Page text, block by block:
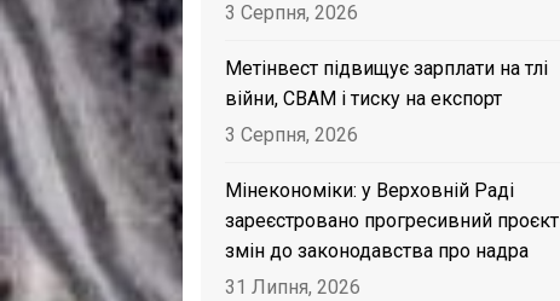
3 Серпня, 2026
Метінвест підвищує зарплати на тлі
війни, CBAM і тиску на експорт
3 Серпня, 2026
Мінекономіки: у Верховній Раді
зареєстровано прогресивний проєкт
змін до законодавства про надра
31 Липня, 2026